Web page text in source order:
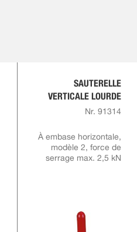
SAUTERELLE
VERTICALE LOURDE
Nr. 91314
À embase horizontale,
modèle 2, force de
serrage max. 2,5 kN